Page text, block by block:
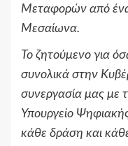
Μεταφορών από
Μεσαίωνα.
Το ζητούμενο για
συνολικά στην
συνεργασία μας με
Υπουργείο
κάθε δράση και